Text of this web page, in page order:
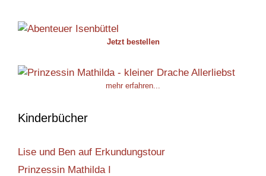
Jetzt bestellen
mehr erfahren...
Kinderbücher
Lise und Ben auf Erkundungstour
Prinzessin Mathilda I